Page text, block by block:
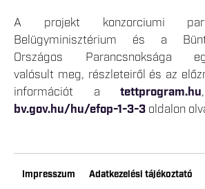
A projekt konzorciumi
Belügyminisztérium és a
Országos Parancsnoksága
valósult meg, részleteiről és az
információt a tettprogram.hu
bv.gov.hu/hu/efop-1-3-3 oldalon
Impresszum Adatkezelési tájékoztató